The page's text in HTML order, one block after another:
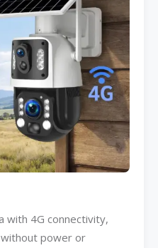
with 4G connectivity,
power or